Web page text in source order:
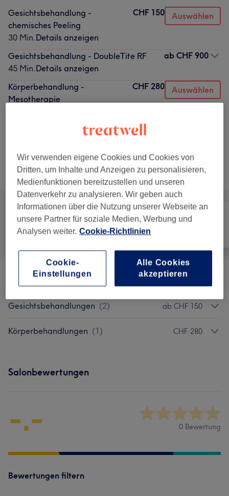
Gesichtsbehandlung -
chemisches Peeling
30 Min.Details anzeigen
CHF 150 Auswählen
Gesichtsbehandlung - DoubleTite RF
45 Min.Details anzeigen
ab CHF 900
Körperbehandlung -
Mesotherapie
CHF 280 Auswählen
Gesichtsbehandlung - Mesotherapie
Alle Services
Alle Gesicht
Gesichtsbehandlungen (2) ab CHF 150
Körperbehandlungen (1) CHF 280
Salonbewertungen
-.- 0 Bewertung
Bewertungen filtern
Wir verwenden eigene Cookies und Cookies von
Dritten, um Inhalte und Anzeigen zu personalisieren,
Medienfunktionen bereitzustellen und unseren
Datenverkehr zu analysieren. Wir geben auch
Informationen über die Nutzung unserer Webseite an
unsere Partner für soziale Medien, Werbung und
Analysen weiter. Cookie-Richtlinien
Alle Cookies
akzeptieren
Cookie-
Einstellungen